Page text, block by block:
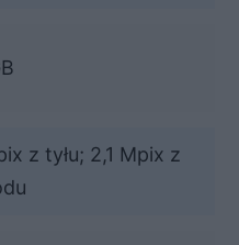
z tyłu; 2,1 Mpix z